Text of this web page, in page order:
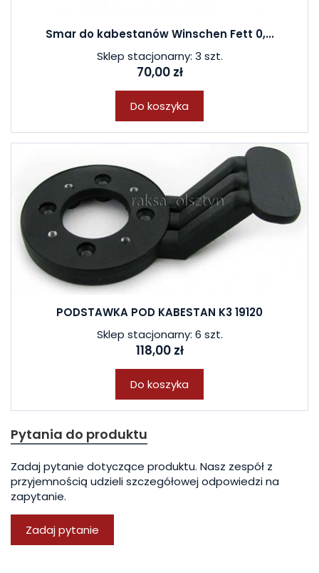
Smar do kabestanów Winschen Fett 0,...
Sklep stacjonarny: 3 szt.
70,00 zł
Do koszyka
PODSTAWKA POD KABESTAN K3 19120
Sklep stacjonarny: 6 szt.
118,00 zł
Do koszyka
Pytania do produktu
Zadaj pytanie dotyczące produktu. Nasz zespół z
przyjemnością udzieli szczegółowej odpowiedzi na
zapytanie.
Zadaj pytanie